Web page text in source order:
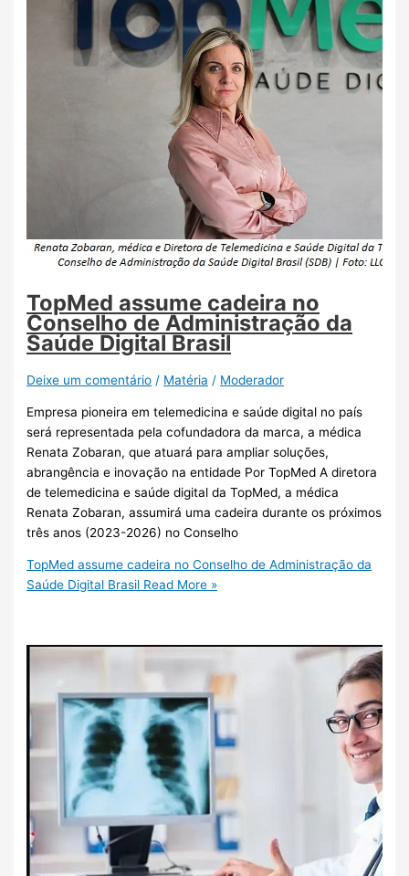
TopMed assume cadeira no
Conselho de Administração da
Saúde Digital Brasil
Deixe um comentário / Matéria / Moderador
Empresa pioneira em telemedicina e saúde digital no país
será representada pela cofundadora da marca, a médica
Renata Zobaran, que atuará para ampliar soluções,
abrangência e inovação na entidade Por TopMed A diretora
de telemedicina e saúde digital da TopMed, a médica
Renata Zobaran, assumirá uma cadeira durante os próximos
três anos (2023-2026) no Conselho
TopMed assume cadeira no Conselho de Administração da
Saúde Digital Brasil Read More »